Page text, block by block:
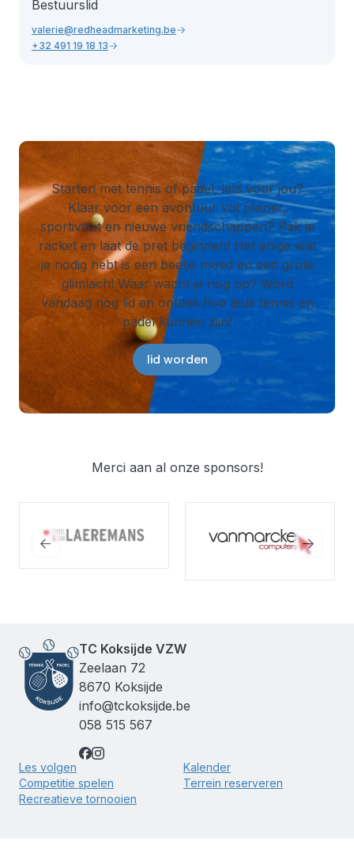
Bestuurslid
valerie@redheadmarketing.be
+32 491 19 18 13
Starten met tennis of padel, iets voor jou?
Klaar voor een avontuur vol plezier,
sportiviteit en nieuwe vriendschappen? Pak je
racket en laat de pret beginnen! Het enige wat
je nodig hebt is een beetje moed en een grote
glimlach! Waar wacht je nog op? Word
vandaag nog lid en ontdek hoe leuk tennis en
padel kunnen zijn!
lid worden
Merci aan al onze sponsors!
TC Koksijde VZW
Zeelaan 72
8670 Koksijde
info@tckoksijde.be
058 515 567
Les volgen
Competitie spelen
Recreatieve tornooien
Kalender
Terrein reserveren